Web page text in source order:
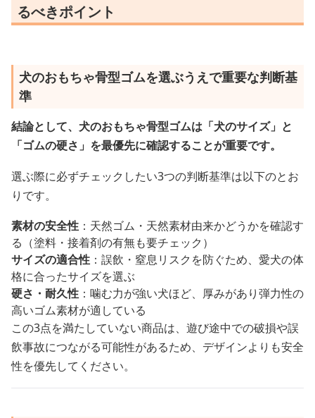
るべきポイント
犬のおもちゃ骨型ゴムを選ぶうえで重要な判断基
準
結論として、犬のおもちゃ骨型ゴムは「犬のサイズ」と
「ゴムの硬さ」を最優先に確認することが重要です。
選ぶ際に必ずチェックしたい3つの判断基準は以下のとお
りです。
素材の安全性 ：天然ゴム・天然素材由来かどうかを確認す
る（塗料・接着剤の有無も要チェック）
サイズの適合性 ：誤飲・窒息リスクを防ぐため、愛犬の体
格に合ったサイズを選ぶ
硬さ・耐久性 ：噛む力が強い犬ほど、厚みがあり弾力性の
高いゴム素材が適している
この3点を満たしていない商品は、遊び途中での破損や誤
飲事故につながる可能性があるため、デザインよりも安全
性を優先してください。